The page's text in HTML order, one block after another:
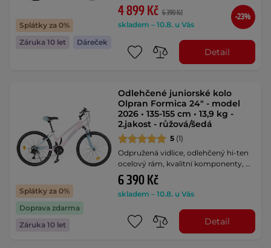
Splátky za 0%
Záruka 10 let
Dáreček
4 899 Kč 6 390 Kč
skladem – 10.8. u Vás
-23%
Detail
Splátky za 0%
Doprava zdarma
Záruka 10 let
Odlehčené juniorské kolo
Olpran Formica 24" - model
2026 • 135-155 cm • 13,9 kg -
2.jakost - růžová/šedá
5 (1)
Odpružená vidlice, odlehčený hi-ten
ocelový rám, kvalitní komponenty, …
6 390 Kč
skladem – 10.8. u Vás
Detail